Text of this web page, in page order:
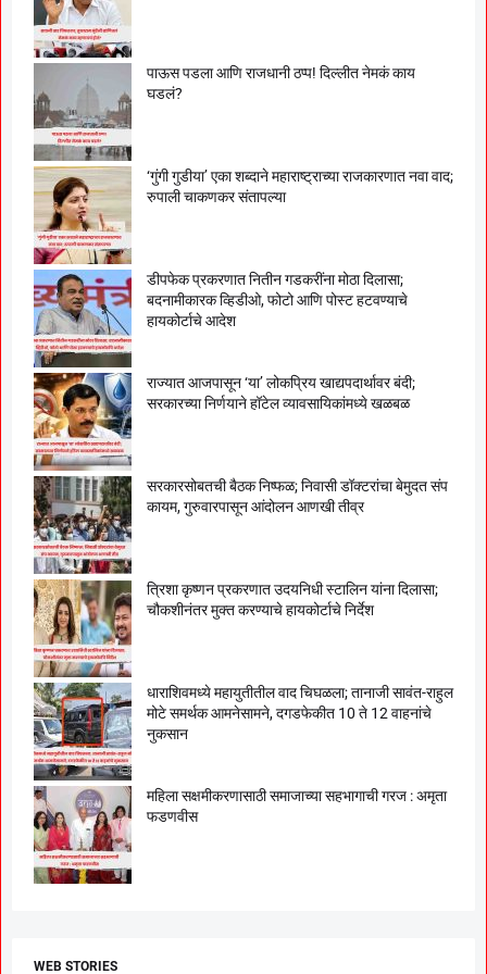
पाऊस पडला आणि राजधानी ठप्प! दिल्लीत नेमकं काय
घडलं?
‘गुंगी गुडीया’ एका शब्दाने महाराष्ट्राच्या राजकारणात नवा वाद;
रुपाली चाकणकर संतापल्या
डीपफेक प्रकरणात नितीन गडकरींना मोठा दिलासा;
बदनामीकारक व्हिडीओ, फोटो आणि पोस्ट हटवण्याचे
हायकोर्टाचे आदेश
राज्यात आजपासून ‘या’ लोकप्रिय खाद्यपदार्थावर बंदी;
सरकारच्या निर्णयाने हॉटेल व्यावसायिकांमध्ये खळबळ
सरकारसोबतची बैठक निष्फळ; निवासी डॉक्टरांचा बेमुदत संप
कायम, गुरुवारपासून आंदोलन आणखी तीव्र
त्रिशा कृष्णन प्रकरणात उदयनिधी स्टालिन यांना दिलासा;
चौकशीनंतर मुक्त करण्याचे हायकोर्टाचे निर्देश
धाराशिवमध्ये महायुतीतील वाद चिघळला; तानाजी सावंत-राहुल
मोटे समर्थक आमनेसामने, दगडफेकीत 10 ते 12 वाहनांचे
नुकसान
महिला सक्षमीकरणासाठी समाजाच्या सहभागाची गरज : अमृता
फडणवीस
WEB STORIES